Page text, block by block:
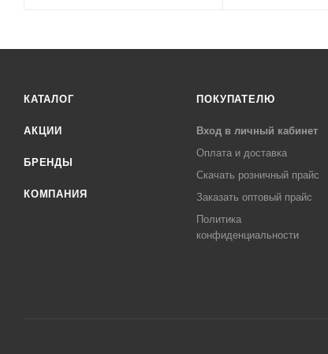
КАТАЛОГ
АКЦИИ
БРЕНДЫ
КОМПАНИЯ
ПОКУПАТЕЛЮ
Вход в личный кабинет
Оплата и доставка
Скачать розничный прайс
Заказать оптовый прайс
Политика
конфиденциальности